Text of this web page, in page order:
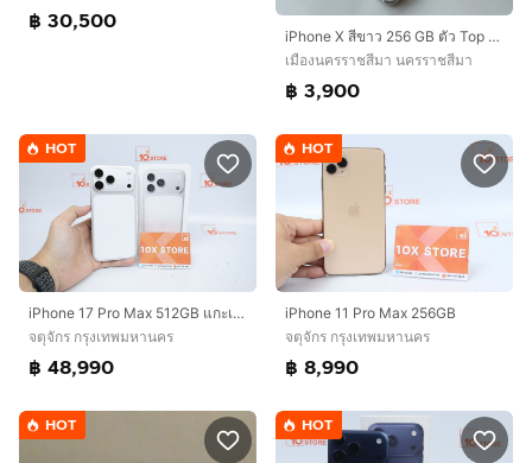
฿ 30,500
iPhone X สีขาว 256 GB ตัว Top เครื่องศูนย์ไทย โมเดล Th สภาพสวย สแกนใบหน้าปกติ
เมืองนครราชสีมา นครราชสีมา
฿ 3,900
HOT
iPhone 17 Pro Max 512GB แกะเช็ค
จตุจักร กรุงเทพมหานคร
฿ 48,990
HOT
iPhone 11 Pro Max 256GB
จตุจักร กรุงเทพมหานคร
฿ 8,990
HOT HOT